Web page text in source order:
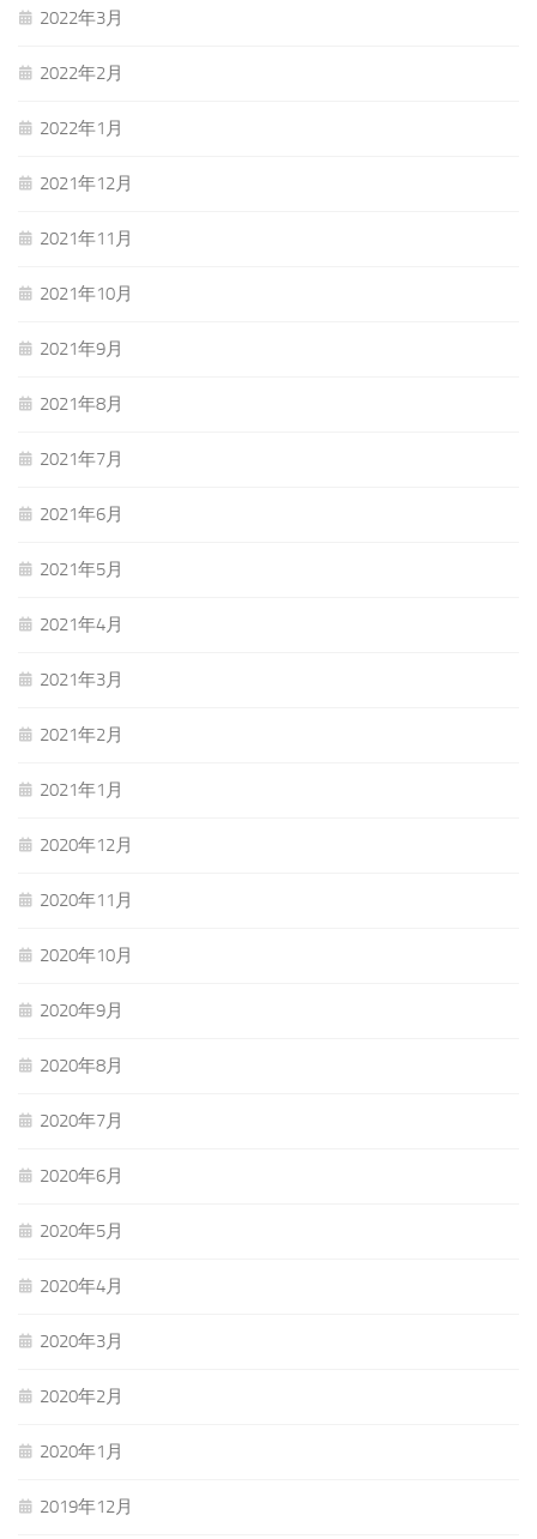
2022年3月
2022年2月
2022年1月
2021年12月
2021年11月
2021年10月
2021年9月
2021年8月
2021年7月
2021年6月
2021年5月
2021年4月
2021年3月
2021年2月
2021年1月
2020年12月
2020年11月
2020年10月
2020年9月
2020年8月
2020年7月
2020年6月
2020年5月
2020年4月
2020年3月
2020年2月
2020年1月
2019年12月